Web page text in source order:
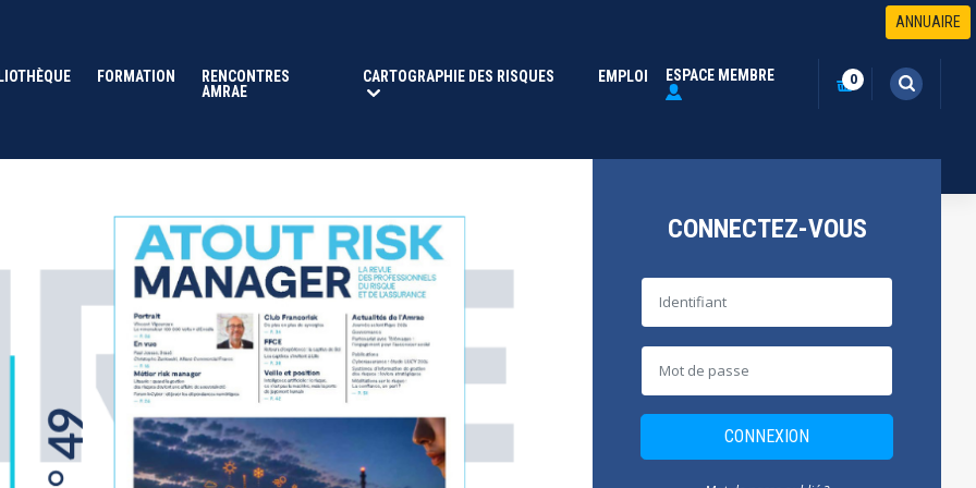
FORMATION
RENCONTRES
AMRAE
CARTOGRAPHIE DES RISQUES (CURRENT)
EMPLOI ESPACE MEMBRE 0
ANNUAIRE
CONNECTEZ-VOUS
CONNEXION